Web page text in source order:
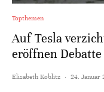
Topthemen
Auf Tesla
eröffnen Debatte
Elisabeth Koblitz · 24. Januar